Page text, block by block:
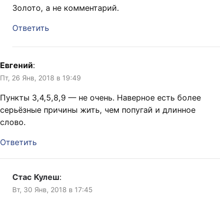
Золото, а не комментарий.
Ответить
Евгений:
Пт, 26 Янв, 2018 в 19:49
Пункты 3,4,5,8,9 — не очень. Наверное есть более
серьёзные причины жить, чем попугай и длинное
слово.
Ответить
Стас Кулеш:
Вт, 30 Янв, 2018 в 17:45